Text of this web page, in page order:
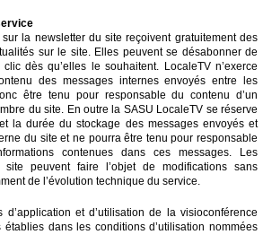
sur la newsletter du site reçoivent gratuitement des
sur le site. Elles peuvent se désabonner de
dès qu’elles le souhaitent. LocaleTV n’exerce
des messages internes envoyés entre les
être tenu pour responsable du contenu d’un
du site. En outre la SASU LocaleTV se réserve
la durée du stockage des messages envoyés et
du site et ne pourra être tenu pour responsable
contenues dans ces messages. Les
site peuvent faire l’objet de modifications sans
de l’évolution technique du service.
et d’utilisation de la visioconférence
dans les conditions d’utilisation nommées